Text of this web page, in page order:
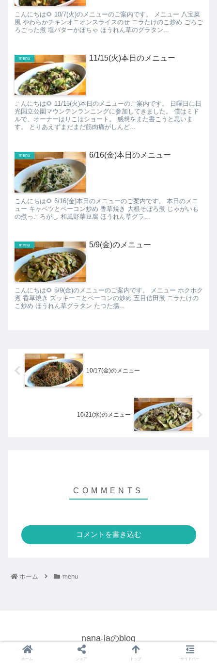
こんにちは🌻 10/7(火)のメニューのご案内です。 メニュー 八宝菜
風 やわらかチキンオニオンスライスのせ ニラたけのこ炒め ごろご
ろごった煮 塩バターかぼちゃ ほうれん草のグラタン...
menu 11/15(火)本日のメニュー
こんにちは🌻 11/15(火)本日のメニューのご案内です。 日曜日に日
光国立公園マウンテンランニングに参加してきました。 僕はミド
ルで、オーナーはりこはショート。 感想をまた書こうと思いま
す。 とりあえずまだまだ筋肉痛がしんど...
menu 6/16(金)本日のメニュー
こんにちは🌻 6/16(金)本日のメニューのご案内です。 本日のメニ
ュー キャベツとベーコン炒め 香草焼き 大根そぼろ煮 じゃがいも
の煮っころがし 和風野菜豆腐 ほうれん草グラ...
menu 5/9(金)のメニュー
こんにちは🌻 5/9(金)のメニューのご案内です。 メニュー ホクホク
煮 香草焼き ズッキーニとベーコンの炒め 五目信田煮 ニラたけの
こ炒め ほうれん草グラタン たつた揚...
10/17(金)のメニュー
10/21(水)のメニュー
コメントを書き込む
ホーム menu
nana-laのblog
© 2022 nana-laのblog.
ホーム シェア トップ サイドバー